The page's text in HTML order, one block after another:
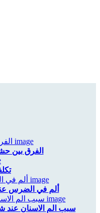
الفرق بين
ألم في الضرس
سبب الم الاسنان عند